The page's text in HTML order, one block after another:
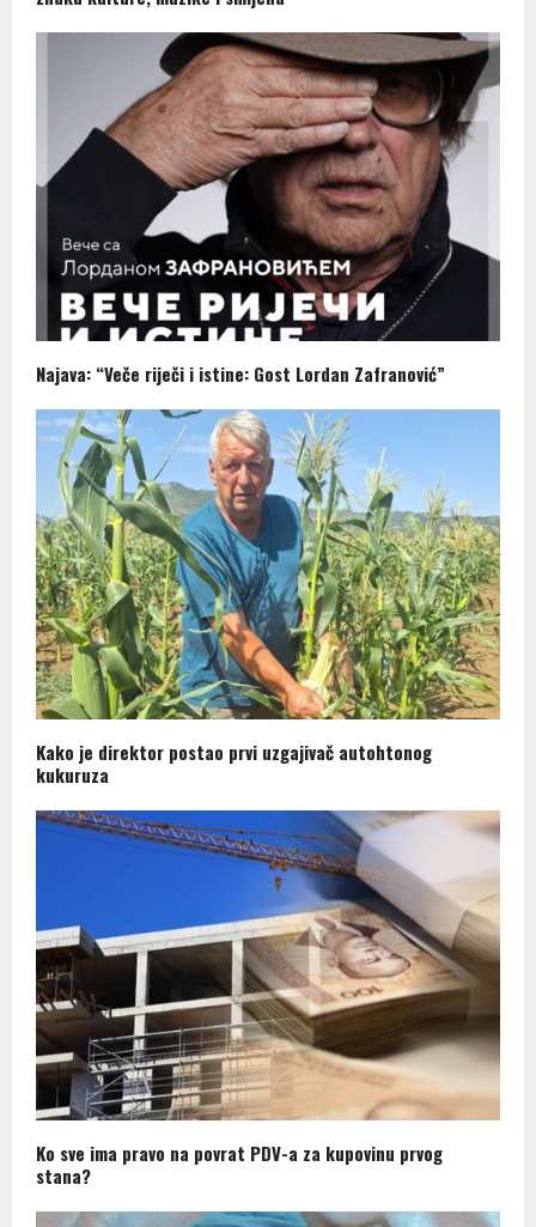
Najava: “Veče riječi i istine: Gost Lordan Zafranović”
Kako je direktor postao prvi uzgajivač autohtonog
kukuruza
Ko sve ima pravo na povrat PDV-a za kupovinu prvog
stana?